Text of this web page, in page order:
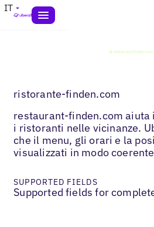
IT
ristorante-finden.com
restaurant-finden.com aiuta
i ristoranti nelle vicinanze.
che il menu, gli orari e la
visualizzati in modo
SUPPORTED FIELDS
Supported fields for